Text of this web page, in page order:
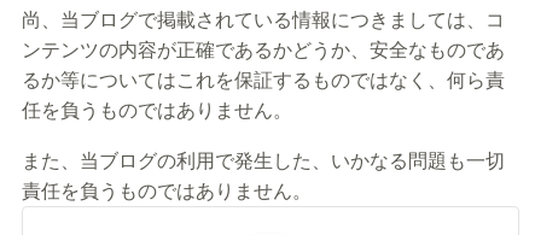
尚、当ブログで掲載されている情報につきましては、コ
ンテンツの内容が正確であるかどうか、安全なものであ
るか等についてはこれを保証するものではなく、何ら責
任を負うものではありません。
また、当ブログの利用で発生した、いかなる問題も一切
責任を負うものではありません。